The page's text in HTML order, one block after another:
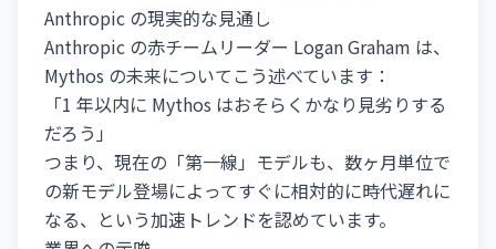
Anthropic の現実的な見通し
Anthropic の赤チームリーダー Logan Graham は、
Mythos の未来についてこう述べています：
「1 年以内に Mythos はおそらくかなり見劣りする
だろう」
つまり、現在の「第一線」モデルも、数ヶ月単位で
の新モデル登場によってすぐに相対的に時代遅れに
なる、という加速トレンドを認めています。